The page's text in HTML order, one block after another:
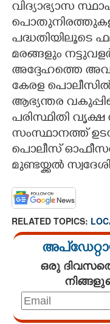
CARTOONS
ZOOM
CONTACT US
വിദ്യാഭ്യാസ
മരങ്ങളും
അദ്ദേഹത്തെ
കേരള പൊലീസിൽ
ആഭ്യന്തര
പരിസ്ഥിതി
സംസ്ഥാനത്ത്
പൊലീസ്
മുണ്ടയ്ക്കൽ
RELATED TOPICS:
ഒരു